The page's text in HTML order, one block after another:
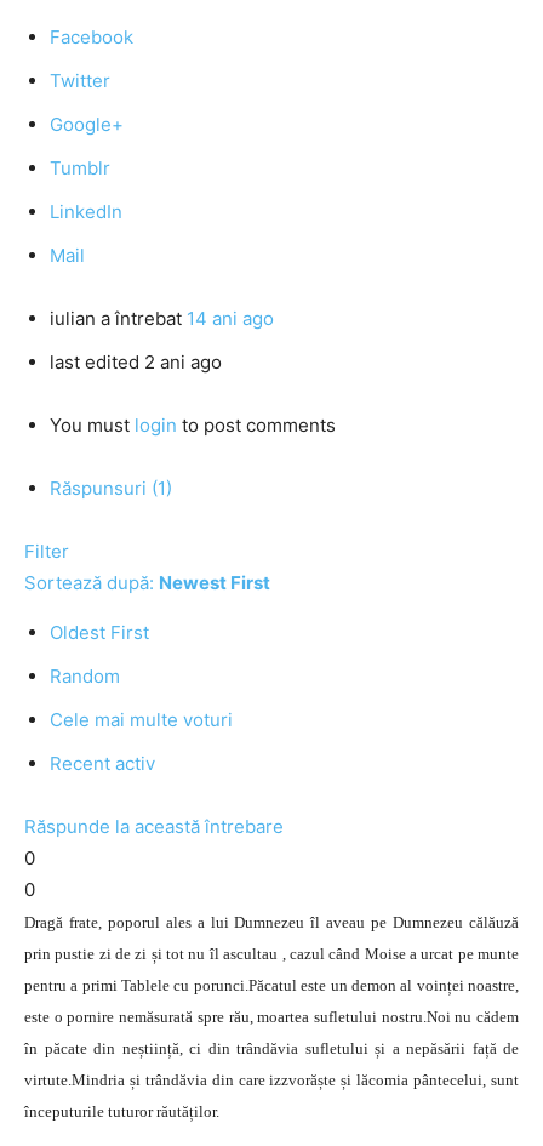
Facebook
Twitter
Google+
Tumblr
LinkedIn
Mail
iulian a întrebat 14 ani ago
last edited 2 ani ago
You must login to post comments
Răspunsuri (1)
Filter
Sortează după: Newest First
Oldest First
Random
Cele mai multe voturi
Recent activ
Răspunde la această întrebare
0
0
Dragă frate, poporul ales a lui Dumnezeu îl aveau pe Dumnezeu călăuză
prin pustie zi de zi și tot nu îl ascultau , cazul când Moise a urcat pe munte
pentru a primi Tablele cu porunci.Păcatul este un demon al voinței noastre,
este o pornire nemăsurată spre rău, moartea sufletului nostru.Noi nu cădem
în păcate din neștiință, ci din trândăvia sufletului și a nepăsării față de
virtute.Mindria și trândăvia din care izzvorăște și lăcomia pântecelui, sunt
începuturile tuturor răutăților.